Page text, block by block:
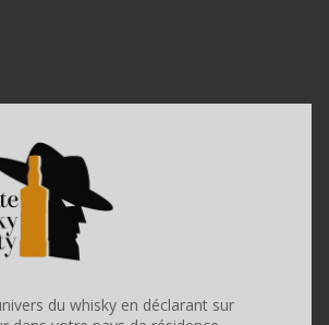
du whisky en déclarant sur